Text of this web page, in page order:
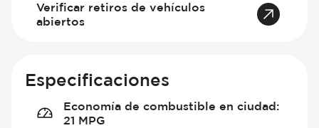
Verificar retiros de vehículos
abiertos
Especificaciones
Economía de combustible en ciudad:
21 MPG